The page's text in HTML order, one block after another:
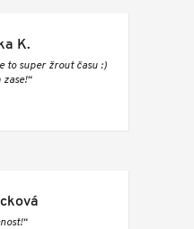
K.
to super žrout času :)